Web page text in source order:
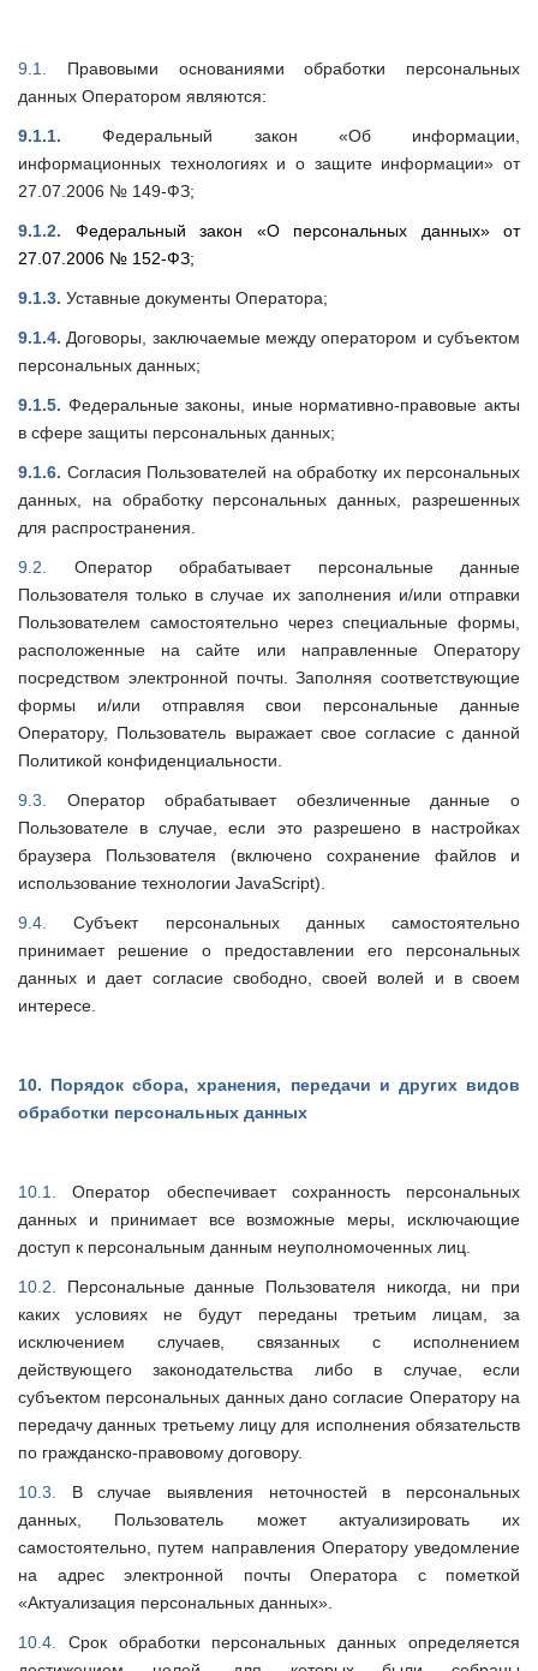
9.1. Правовыми основаниями обработки персональных
данных Оператором являются:
9.1.1.
Федеральный закон «Об информации,
информационных технологиях и о защите информации» от
27.07.2006 № 149-ФЗ;
9.1.2.
Федеральный закон «О персональных данных» от
27.07.2006 № 152-ФЗ;
9.1.3. Уставные документы Оператора;
9.1.4. Договоры, заключаемые между оператором и субъектом
персональных данных;
9.1.5. Федеральные законы, иные нормативно-правовые акты
в сфере защиты персональных данных;
9.1.6. Согласия Пользователей на обработку их персональных
данных, на обработку персональных данных, разрешенных
для распространения.
9.2. Оператор обрабатывает персональные данные
Пользователя только в случае их заполнения и/или отправки
Пользователем самостоятельно через специальные формы,
расположенные на сайте или направленные Оператору
посредством электронной почты. Заполняя соответствующие
формы и/или отправляя свои персональные данные
Оператору, Пользователь выражает свое согласие с данной
Политикой конфиденциальности.
9.3. Оператор обрабатывает обезличенные данные о
Пользователе в случае, если это разрешено в настройках
браузера Пользователя (включено сохранение файлов и
использование технологии JavaScript).
9.4.Субъект персональных данных самостоятельно
принимает решение о предоставлении его персональных
данных и дает согласие свободно, своей волей и в своем
интересе.
10. Порядок сбора, хранения, передачи и других видов
обработки персональных данных
10.1.Оператор обеспечивает сохранность персональных
данных и принимает все возможные меры, исключающие
доступ к персональным данным неуполномоченных лиц.
10.2. Персональные данные Пользователя никогда, ни при
каких условиях не будут переданы третьим лицам, за
исключением случаев, связанных с исполнением
действующего законодательства либо в случае, если
субъектом персональных данных дано согласие Оператору на
передачу данных третьему лицу для исполнения обязательств
по гражданско-правовому договору.
10.3. В случае выявления неточностей в персональных
данных, Пользователь может актуализировать их
самостоятельно, путем направления Оператору уведомление
на адрес электронной почты Оператора с пометкой
«Актуализация персональных данных».
10.4. Срок обработки персональных данных определяется